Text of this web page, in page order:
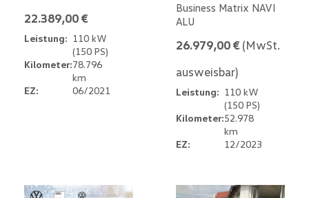
22.389,00 €
Leistung: 110 kW
(150 PS)
Kilometer:78.796
km
EZ:
06/2021
Business Matrix NAVI
ALU
26.979,00 € (MwSt.
ausweisbar)
Leistung: 110 kW
(150 PS)
Kilometer:52.978
km
EZ:
12/2023